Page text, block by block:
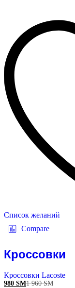
Список желаний
Compare
Кроссовки
Кроссовки Lacoste
980 ЅМ1 960ЅМ